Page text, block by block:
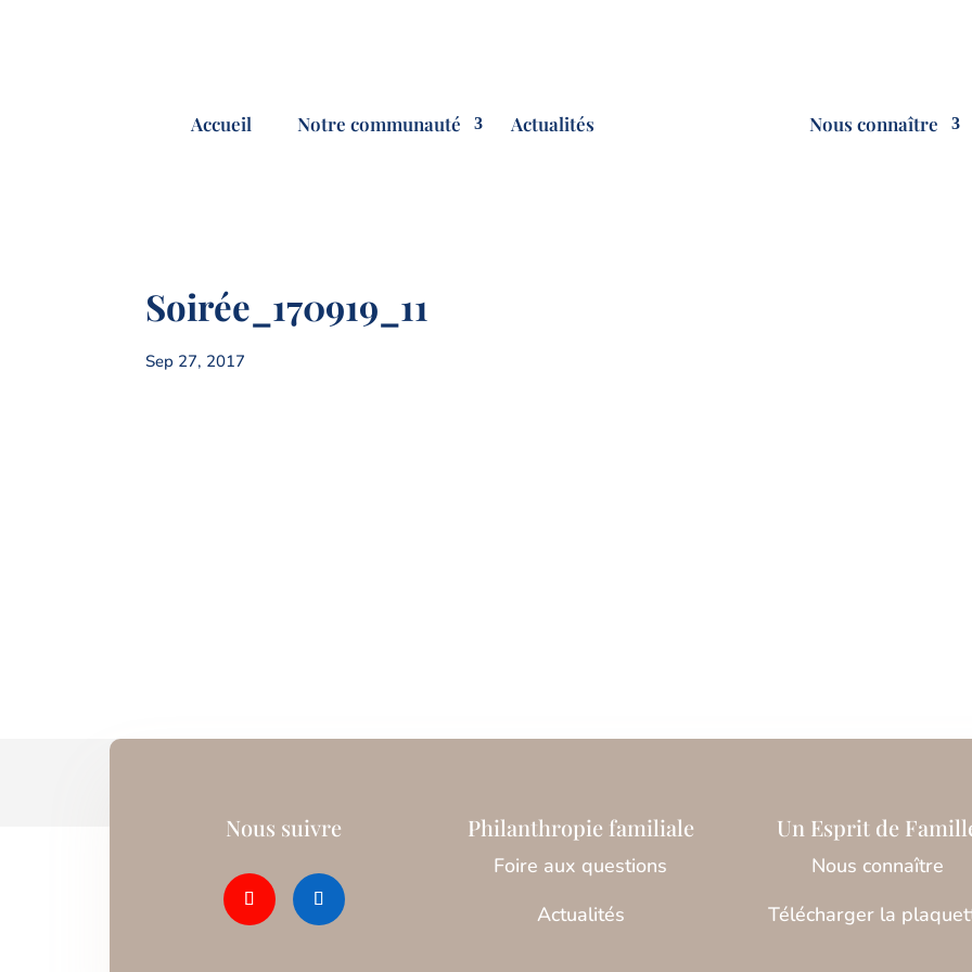
Accueil Notre communauté Actualités Nous connaître
Soirée_170919_11
Sep 27, 2017
Nous suivre Philanthropie familiale
Foire aux questions
Actualités
Un Esprit de
Nous connaître
Télécharger la